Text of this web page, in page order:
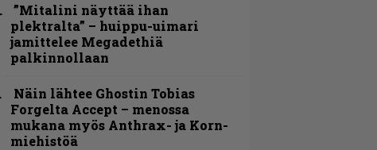
”Mitalini näyttää ihan
plektralta” – huippu-uimari
jamittelee Megadethiä
palkinnollaan
Näin lähtee Ghostin Tobias
Forgelta Accept – menossa
mukana myös Anthrax- ja Korn-
miehistöä